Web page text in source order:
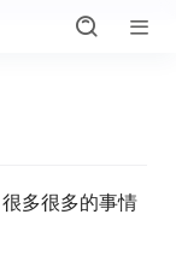
多很多的事情